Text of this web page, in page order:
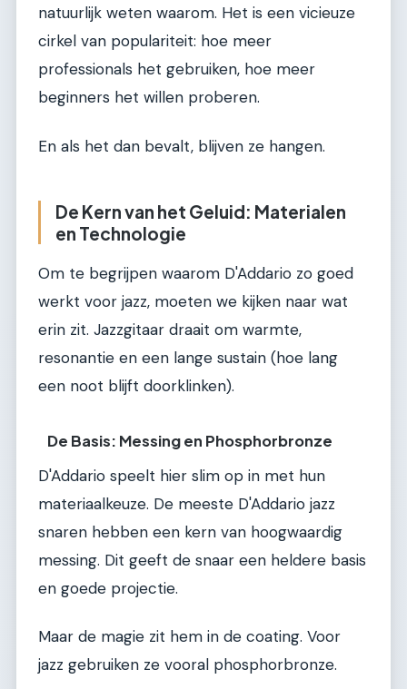
natuurlijk weten waarom. Het is een vicieuze
cirkel van populariteit: hoe meer
professionals het gebruiken, hoe meer
beginners het willen proberen.
En als het dan bevalt, blijven ze hangen.
De Kern van het Geluid: Materialen
en Technologie
Om te begrijpen waarom D'Addario zo goed
werkt voor jazz, moeten we kijken naar wat
erin zit. Jazzgitaar draait om warmte,
resonantie en een lange sustain (hoe lang
een noot blijft doorklinken).
De Basis: Messing en Phosphorbronze
D'Addario speelt hier slim op in met hun
materiaalkeuze. De meeste D'Addario jazz
snaren hebben een kern van hoogwaardig
messing. Dit geeft de snaar een heldere basis
en goede projectie.
Maar de magie zit hem in de coating. Voor
jazz gebruiken ze vooral phosphorbronze.